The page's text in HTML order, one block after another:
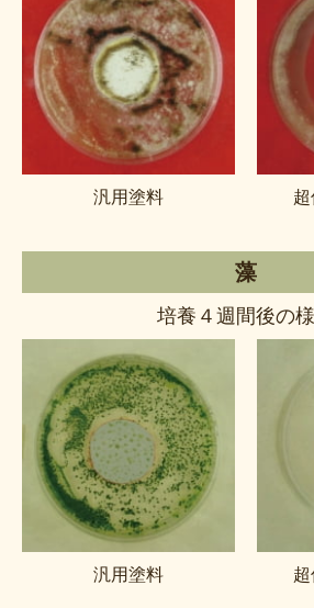
汎用塗料
藻
培養４週間後の
汎用塗料